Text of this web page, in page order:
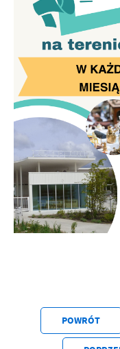
POWRÓT
Firmy te działają w
treści w postaci
społecznościowych.